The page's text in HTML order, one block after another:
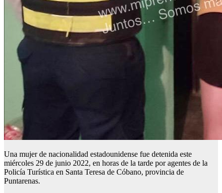
Una mujer de nacionalidad estadounidense fue detenida este
miércoles 29 de junio 2022, en horas de la tarde por agentes de la
Policía Turística en Santa Teresa de Cóbano, provincia de
Puntarenas.